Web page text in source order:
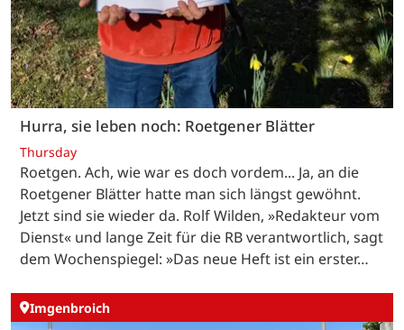
Hurra, sie leben noch: Roetgener Blätter
Thursday
Roetgen. Ach, wie war es doch vordem... Ja, an die
Roetgener Blätter hatte man sich längst gewöhnt.
Jetzt sind sie wieder da. Rolf Wilden, »Redakteur vom
Dienst« und lange Zeit für die RB verantwortlich, sagt
dem Wochenspiegel: »Das neue Heft ist ein erster…
Imgenbroich